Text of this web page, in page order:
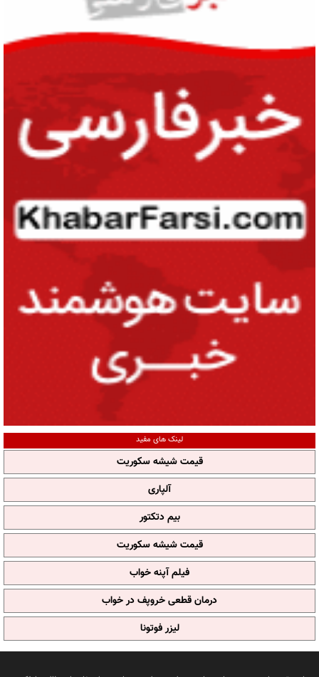
لینک های مفید
قیمت شیشه سکوریت
آلپاری
بیم دتکتور
قیمت شیشه سکوریت
فیلم آپنه خواب
درمان قطعی خروپف در خواب
لیزر فوتونا